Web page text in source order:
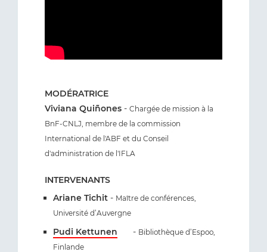
MODÉRATRICE
Viviana Quiñones - Chargée de mission à la
BnF-CNLJ, membre de la commission
International de l'ABF et du Conseil
d'administration de l'IFLA
INTERVENANTS
Ariane Tichit - Maître de conférences,
Université d’Auvergne
Pudi Kettunen - Bibliothèque d’Espoo,
Finlande